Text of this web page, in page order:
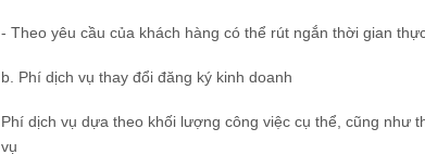
- Theo yêu cầu của khách hàng có thể rút ngắn thời gian
b. Phí dịch vụ thay đổi đăng ký kinh doanh
Phí dịch vụ dựa theo khối lượng công việc cụ thể, cũng như
vụ